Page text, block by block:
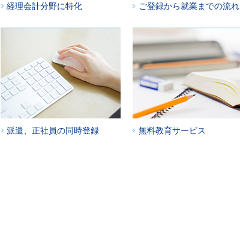
経理会計分野に特化 ご登録から就業までの流れ
派遣、正社員の同時登録 無料教育サービス